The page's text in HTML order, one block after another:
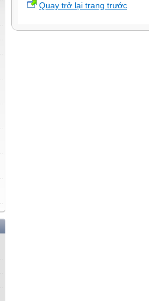
Quay trở lại trang trước